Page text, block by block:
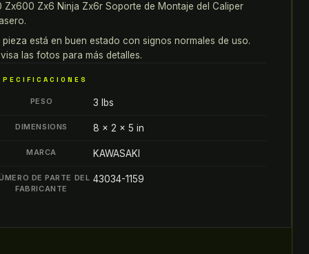
Zx600 Zx6 Ninja Zx6r Soporte de Montaje del Caliper
pieza está en buen estado con signos normales de uso.
las fotos para más detalles.
PESO 3 lbs
DIMENSIONS 8 × 2 × 5 in
MARCA KAWASAKI
DE PARTE DEL
FABRICANTE
43034-1159